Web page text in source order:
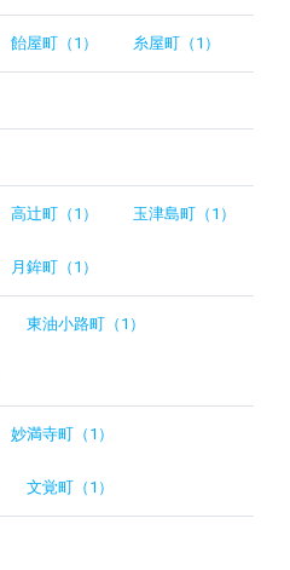
飴屋町（1） 糸屋町（1）
高辻町（1） 玉津島町（1）
月鉾町（1）
東油小路町（1）
妙満寺町（1）
文覚町（1）